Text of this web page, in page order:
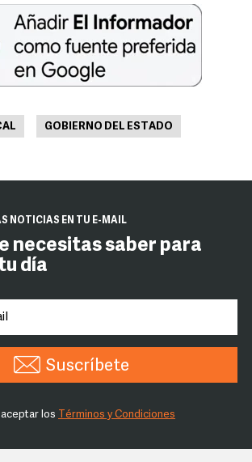
GOBIERNO DEL ESTADO
NOTICIAS EN TU E-MAIL
necesitas saber para
día
Suscríbete
los Términos y Condiciones